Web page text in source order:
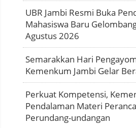
UBR Jambi Resmi Buka
Mahasiswa Baru
Agustus 2026
Semarakkan Hari
Kemenkum Jambi Gelar
Perkuat Kompetensi,
Pendalaman Materi
Perundang-undangan